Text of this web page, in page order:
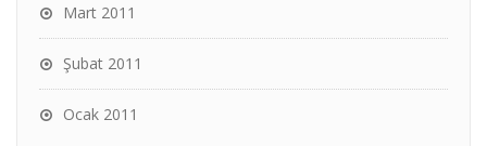
Mart 2011
Şubat 2011
Ocak 2011